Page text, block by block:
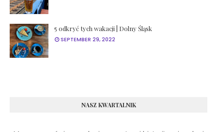
5 odkryć tych wakacji | Dolny Śląsk
SEPTEMBER 29, 2022
NASZ KWARTALNIK